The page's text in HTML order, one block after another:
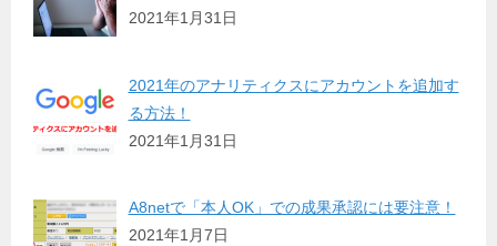
2021年1月31日
2021年のアナリティクスにアカウントを追加す
る方法！
2021年1月31日
A8netで「本人OK」での成果承認には要注意！
2021年1月7日